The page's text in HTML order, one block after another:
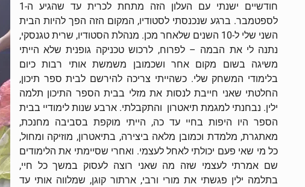
חודשיים ישנתי עם העלון הזה מתחת לכרית עד שהגיע ה-1
לספטמבר. ברגע שנכנסתי לסטודיו, המקום הזה הפך להיות הבית
השני שלי ל-10 השנים שלאחר מכן. מנהלת הסטודיו, שרית טגנסקי,
נתנה לי את הבמה – לפרוח, לרכוש טכניקה גופנית שלא הייתי
משיגה בשום מקום אחר ושכמובן משמשת אותי רבות כיום
בלימודי המשחק שלי. כשהייתי צריכה להירשם לבית ספר תיכון,
החלטתי שאני חייבת לנסות את מזלי בבית הספר התיכון תלמה
ילין. נבחנתי למגמת תיאטרון והתקבלתי. ארבע שנות לימודיי בבית
הספר היו היפות בחיי עד כה, הייתי מוקפת בסביבה מחנכת,
מאתגרת, מלמדת וכמובן מלאה ביצירה, בתיאטרון, מוזיקה ומחול,
כל מי שאי פעם יכולתי לאחל לעצמי. ואחרי שסיימתי את הלימודים
שם אמרתי לעצמי שזה מה שאני רוצה לעסוק במשך כל חיי,
בתלמה ילין פגשתי את מורי ורבי, ארתור קוגן, שמלווה אותי עד